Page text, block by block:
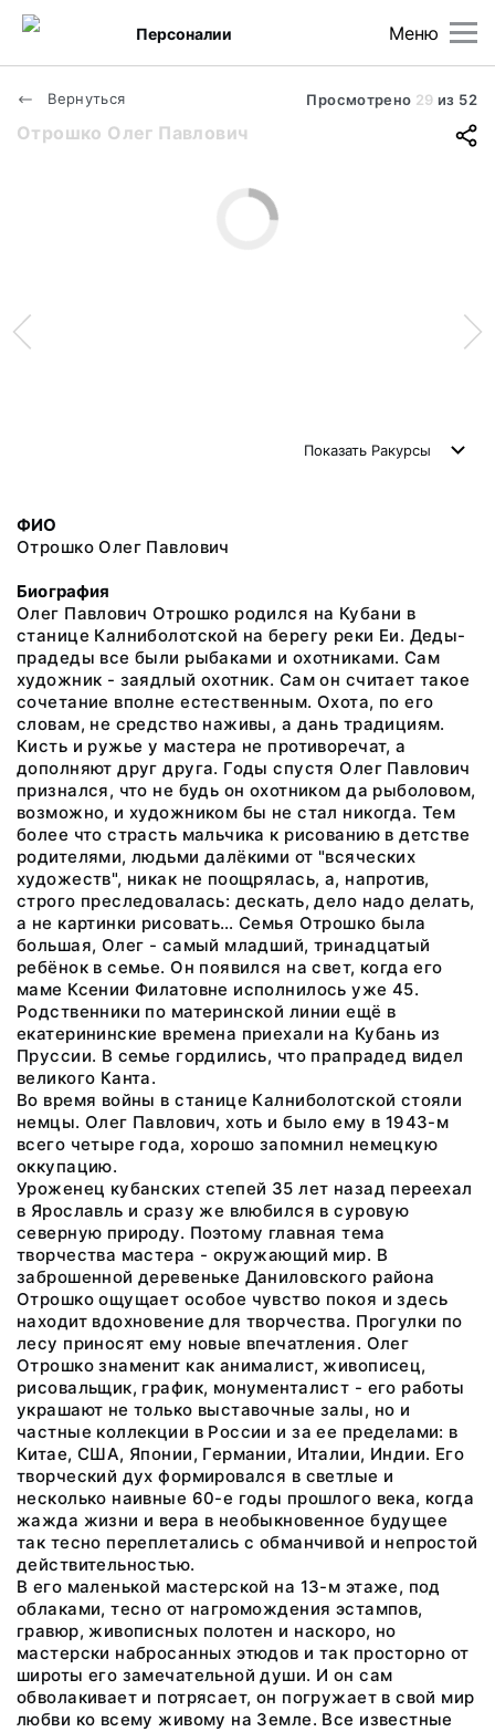
Меню
Персоналии
Вернуться Просмотрено 29 из 52
Отрошко Олег Павлович
Показать Ракурсы
ФИО
Отрошко Олег Павлович
Биография
Олег Павлович Отрошко родился на Кубани в
станице Калниболотской на берегу реки Еи. Деды-
прадеды все были рыбаками и охотниками. Сам
художник - заядлый охотник. Сам он считает такое
сочетание вполне естественным. Охота, по его
словам, не средство наживы, а дань традициям.
Кисть и ружье у мастера не противоречат, а
дополняют друг друга. Годы спустя Олег Павлович
признался, что не будь он охотником да рыболовом,
возможно, и художником бы не стал никогда. Тем
более что страсть мальчика к рисованию в детстве
родителями, людьми далёкими от "всяческих
художеств", никак не поощрялась, а, напротив,
строго преследовалась: дескать, дело надо делать,
а не картинки рисовать… Семья Отрошко была
большая, Олег - самый младший, тринадцатый
ребёнок в семье. Он появился на свет, когда его
маме Ксении Филатовне исполнилось уже 45.
Родственники по материнской линии ещё в
екатерининские времена приехали на Кубань из
Пруссии. В семье гордились, что прапрадед видел
великого Канта.
Во время войны в станице Калниболотской стояли
немцы. Олег Павлович, хоть и было ему в 1943-м
всего четыре года, хорошо запомнил немецкую
оккупацию.
Уроженец кубанских степей 35 лет назад переехал
в Ярославль и сразу же влюбился в суровую
северную природу. Поэтому главная тема
творчества мастера - окружающий мир. В
заброшенной деревеньке Даниловского района
Отрошко ощущает особое чувство покоя и здесь
находит вдохновение для творчества. Прогулки по
лесу приносят ему новые впечатления. Олег
Отрошко знаменит как анималист, живописец,
рисовальщик, график, монументалист - его работы
украшают не только выставочные залы, но и
частные коллекции в России и за ее пределами: в
Китае, США, Японии, Германии, Италии, Индии. Его
творческий дух формировался в светлые и
несколько наивные 60-е годы прошлого века, когда
жажда жизни и вера в необыкновенное будущее
так тесно переплетались с обманчивой и непростой
действительностью.
В его маленькой мастерской на 13-м этаже, под
облаками, тесно от нагромождения эстампов,
гравюр, живописных полотен и наскоро, но
мастерски набросанных этюдов и так просторно от
широты его замечательной души. И он сам
обволакивает и потрясает, он погружает в свой мир
любви ко всему живому на Земле. Все известные